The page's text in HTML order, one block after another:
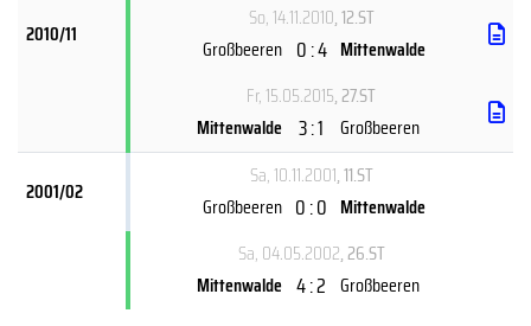
2010/11
So, 14.11.2010, 12.ST
Großbeeren 0 : 4 Mittenwalde
Fr, 15.05.2015, 27.ST
Mittenwalde 3 : 1 Großbeeren
2001/02
Sa, 10.11.2001, 11.ST
Großbeeren 0 : 0 Mittenwalde
Sa, 04.05.2002, 26.ST
Mittenwalde 4 : 2 Großbeeren